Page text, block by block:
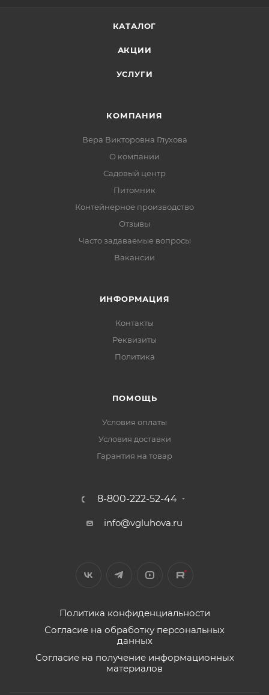
КАТАЛОГ
АКЦИИ
УСЛУГИ
КОМПАНИЯ
Вера Викторовна Глухова
О компании
Садовый центр
Питомник
Контейнерное производство
Отзывы
Часто задаваемые вопросы
Вакансии
ИНФОРМАЦИЯ
Контакты
Реквизиты
Политика
ПОМОЩЬ
Условия оплаты
Условия доставки
Гарантия на товар
8-800-222-52-44
info@vgluhova.ru
Политика конфиденциальности
Согласие на обработку персональных
данных
Согласие на получение информационных
материалов